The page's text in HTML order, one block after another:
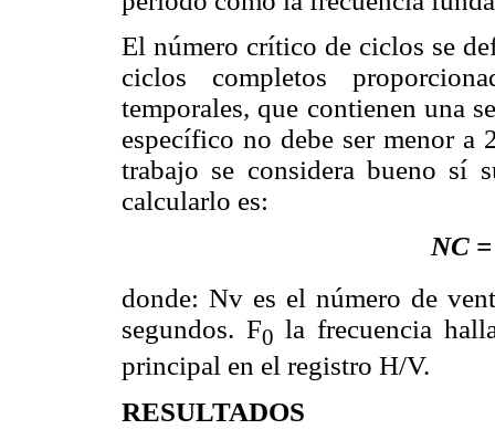
El número crítico de ciclos se
ciclos completos
temporales, que contienen una
específico no debe ser menor a
trabajo se considera bueno sí
calcularlo es:
NC
donde: Nv es el número de
segundos. F0 la frecuencia
principal en el registro H/V.
RESULTADOS